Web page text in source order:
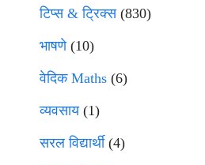
टिप्स & ट्रिक्स(830)
भाषणे(10)
वेदिक Maths (6)
व्यवसाय(1)
सरल विद्यार्थी(4)